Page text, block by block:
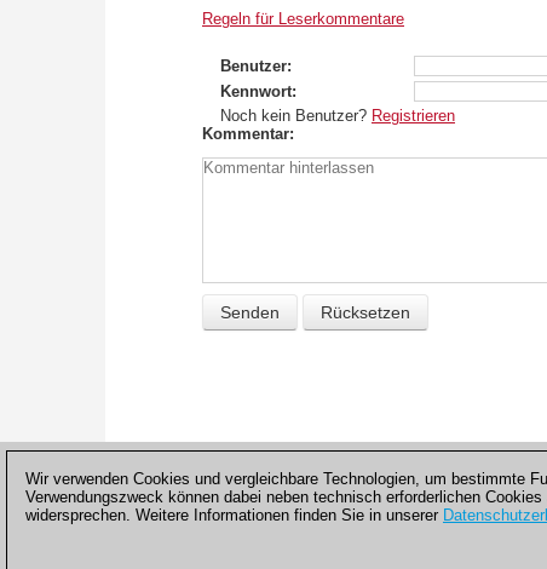
Regeln für Leserkommentare
Benutzer
Kennwort
Noch kein Benutzer? Registrieren
Kommentar
Wir verwenden Cookies und vergleichbare Technologien, um bestimmte
Verwendungszweck können dabei neben technisch erforderlichen
widersprechen. Weitere Informationen finden Sie in unserer